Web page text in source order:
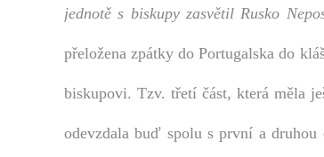
jednotě s biskupy zasvětil Rusko
přeložena zpátky do Portugalska do
biskupovi. Tzv. třetí část, která měla
odevzdala buď spolu s první a druhou